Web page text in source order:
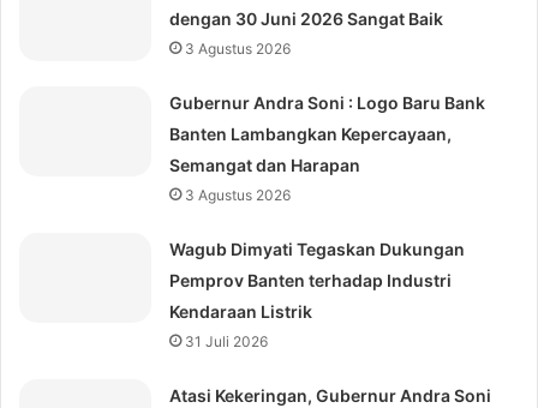
dengan 30 Juni 2026 Sangat Baik
3 Agustus 2026
Gubernur Andra Soni : Logo Baru Bank
Banten Lambangkan Kepercayaan,
Semangat dan Harapan
3 Agustus 2026
Wagub Dimyati Tegaskan Dukungan
Pemprov Banten terhadap Industri
Kendaraan Listrik
31 Juli 2026
Atasi Kekeringan, Gubernur Andra Soni